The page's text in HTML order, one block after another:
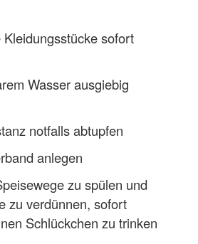
sofort
Wasser ausgiebig
notfalls abtupfen
anlegen
zu spülen und
zu verdünnen, sofort
Schlückchen zu trinken